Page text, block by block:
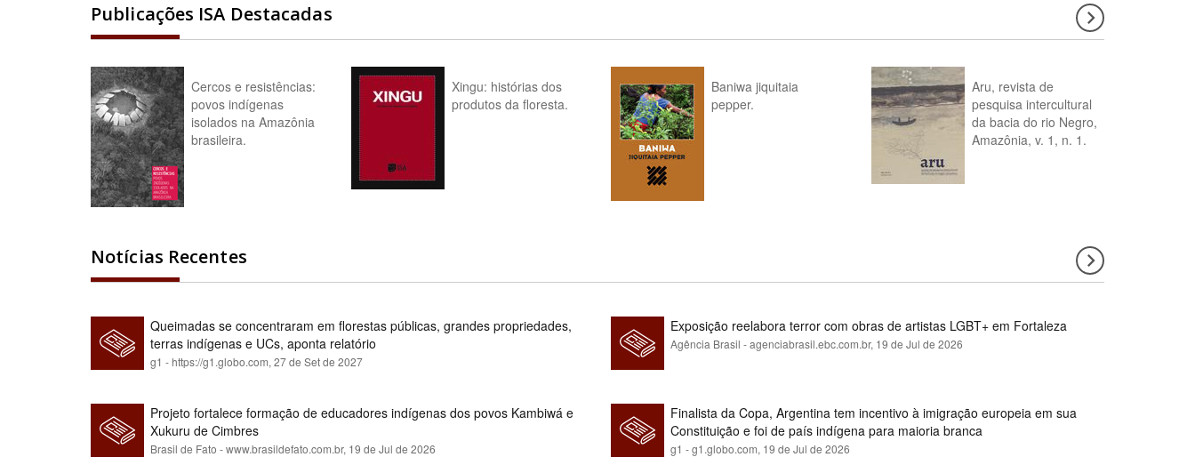
Publicações ISA Destacadas
Cercos e resistências:
povos indígenas
isolados na Amazônia
brasileira.
Xingu: histórias dos
produtos da floresta.
Baniwa jiquitaia
pepper.
Aru, revista de
pesquisa intercultural
da bacia do rio Negro,
Amazônia, v. 1, n. 1.
Notícias Recentes
Queimadas se concentraram em florestas públicas, grandes propriedades,
terras indígenas e UCs, aponta relatório
g1 - https://g1.globo.com, 27 de Set de 2027
Exposição reelabora terror com obras de artistas LGBT+ em Fortaleza
Agência Brasil - agenciabrasil.ebc.com.br, 19 de Jul de 2026
Projeto fortalece formação de educadores indígenas dos povos Kambiwá e
Xukuru de Cimbres
Brasil de Fato - www.brasildefato.com.br, 19 de Jul de 2026
Finalista da Copa, Argentina tem incentivo à imigração europeia em sua
Constituição e foi de país indígena para maioria branca
g1 - g1.globo.com, 19 de Jul de 2026